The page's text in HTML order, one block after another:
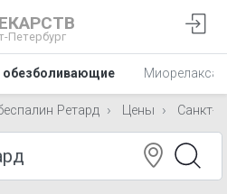
Петербург
обезболивающие
Ретард Цены Санкт-